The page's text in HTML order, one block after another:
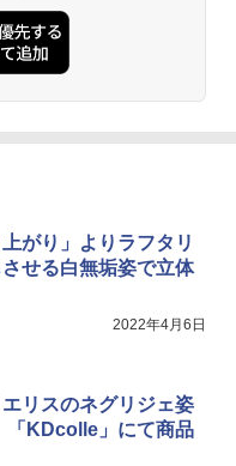
がり」よりラフタリ
せる白無垢姿で立体
2022年4月6日
エリスのネグリジェ姿
「KDcolle」にて商品